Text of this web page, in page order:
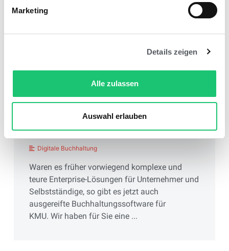
Marketing
Details zeigen
Alle zulassen
Auswahl erlauben
KMU: Ihre Checkliste
Digitale Buchhaltung
Waren es früher vorwiegend komplexe und
teure Enterprise-Lösungen für Unternehmer und
Selbstständige, so gibt es jetzt auch
ausgereifte Buchhaltungssoftware für
KMU. Wir haben für Sie eine ...